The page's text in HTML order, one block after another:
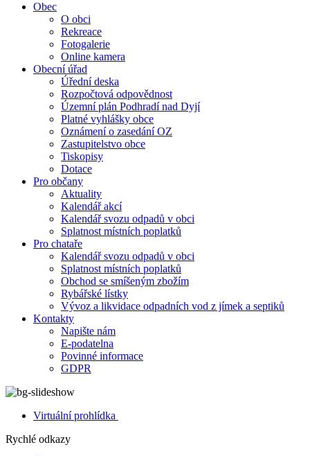
Obec
O obci
Rekreace
Fotogalerie
Online kamera
Obecní úřad
Úřední deska
Rozpočtová odpovědnost
Územní plán Podhradí nad Dyjí
Platné vyhlášky obce
Oznámení o zasedání OZ
Zastupitelstvo obce
Tiskopisy
Dotace
Pro občany
Aktuality
Kalendář akcí
Kalendář svozu odpadů v obci
Splatnost místních poplatků
Pro chataře
Kalendář svozu odpadů v obci
Splatnost místních poplatků
Obchod se smíšeným zbožím
Rybářské lístky
Vývoz a likvidace odpadních vod z jímek a septiků
Kontakty
Napište nám
E-podatelna
Povinné informace
GDPR
Virtuální prohlídka
Rychlé odkazy